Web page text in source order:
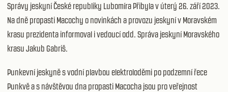
Správy jeskyní České republiky Lubomíra Přibyla v úterý 26. září 2023.
Na dně propasti Macochy o novinkách a provozu jeskyní v Moravském
krasu prezidenta informoval i vedoucí odd. Správa jeskyní Moravského
krasu Jakub Gabriš.
Punkevní jeskyněs vodní plavbou elektroloděmi po podzemní řece
Punkvě a s návštěvou dna propasti Macocha jsou pro veřejnost